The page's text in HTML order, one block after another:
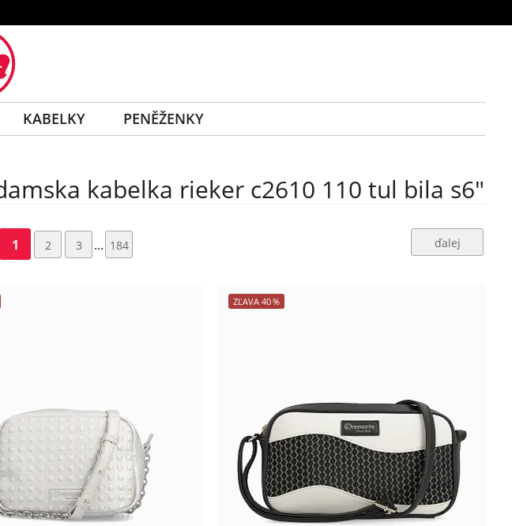
kabelka rieker c2610 110 tul bila s6"
1 2 3 ... 184 ďalej
ZĽAVA 40%
KABELKY PENĚŽENKY